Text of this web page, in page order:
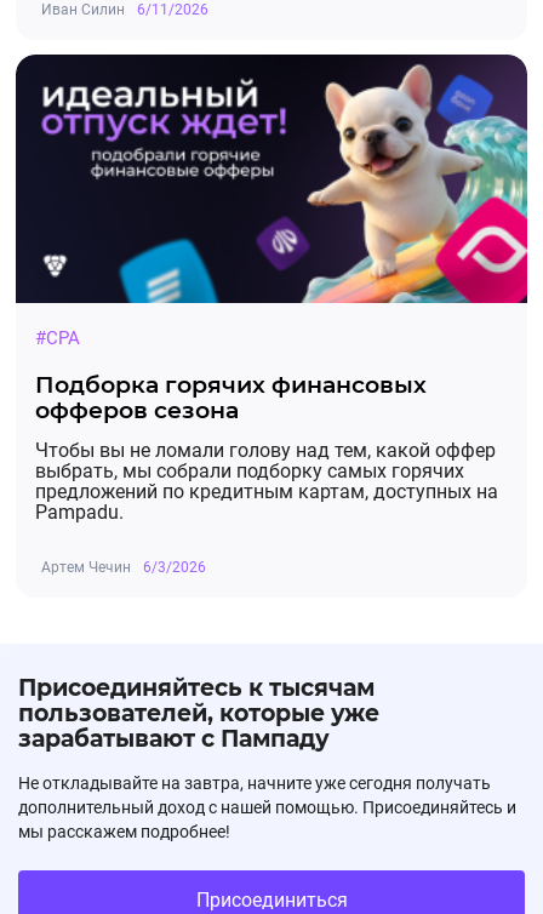
Иван Силин 6/11/2026
#CPA
Подборка горячих финансовых
офферов сезона
Чтобы вы не ломали голову над тем, какой оффер
выбрать, мы собрали подборку самых горячих
предложений по кредитным картам, доступных на
Pampadu.
Артем Чечин 6/3/2026
Присоединяйтесь к тысячам
пользователей, которые уже
зарабатывают с Пампаду
Не откладывайте на завтра, начните уже сегодня получать
дополнительный доход с нашей помощью. Присоединяйтесь и
мы расскажем подробнее!
Присоединиться